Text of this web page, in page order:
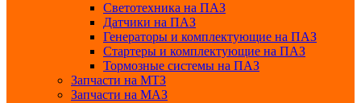
Светотехника на ПАЗ
Датчики на ПАЗ
Генераторы и комплектующие на ПАЗ
Стартеры и комплектующие на ПАЗ
Тормозные системы на ПАЗ
Запчасти на МТЗ
Запчасти на МАЗ